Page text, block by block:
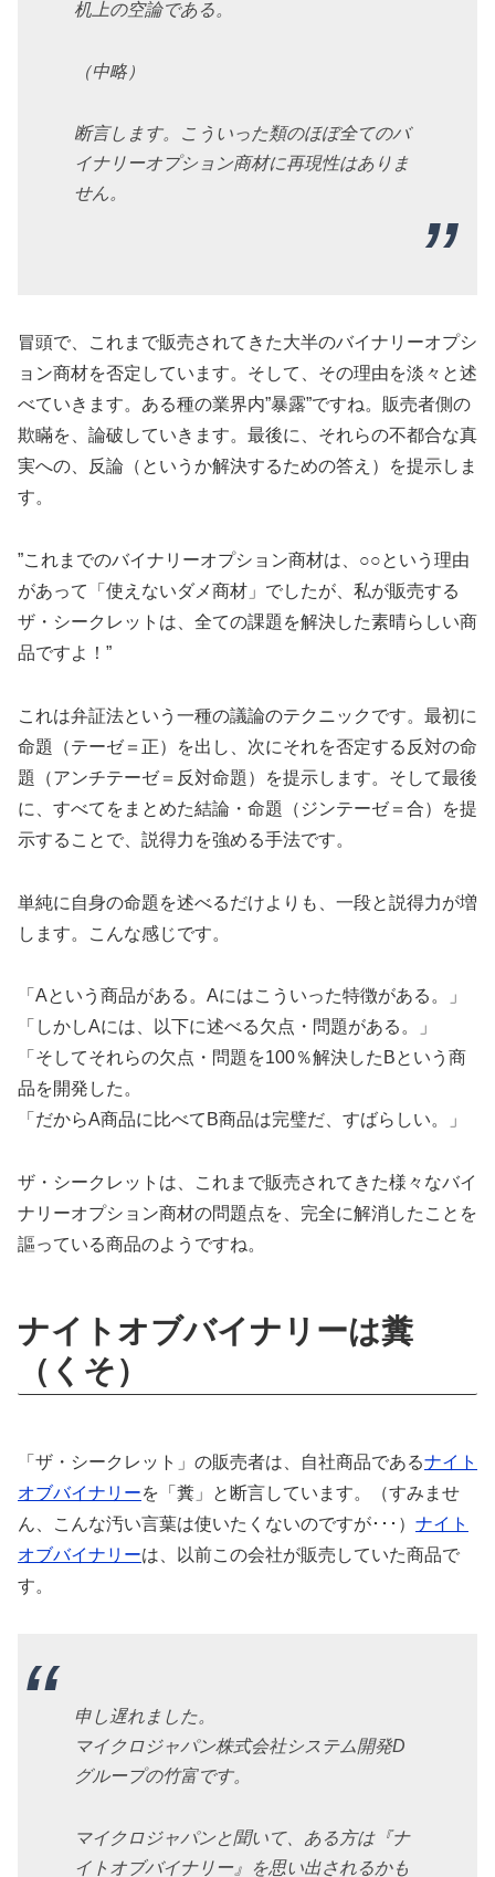
机上の空論である。
（中略）
断言します。こういった類のほぼ全てのバ
イナリーオプション商材に再現性はありま
せん。
冒頭で、これまで販売されてきた大半のバイナリーオプシ
ョン商材を否定しています。そして、その理由を淡々と述
べていきます。ある種の業界内”暴露”ですね。販売者側の
欺瞞を、論破していきます。最後に、それらの不都合な真
実への、反論（というか解決するための答え）を提示しま
す。
”これまでのバイナリーオプション商材は、○○という理由
があって「使えないダメ商材」でしたが、私が販売する
ザ・シークレットは、全ての課題を解決した素晴らしい商
品ですよ！”
これは弁証法という一種の議論のテクニックです。最初に
命題（テーゼ＝正）を出し、次にそれを否定する反対の命
題（アンチテーゼ＝反対命題）を提示します。そして最後
に、すべてをまとめた結論・命題（ジンテーゼ＝合）を提
示することで、説得力を強める手法です。
単純に自身の命題を述べるだけよりも、一段と説得力が増
します。こんな感じです。
「Aという商品がある。Aにはこういった特徴がある。」
「しかしAには、以下に述べる欠点・問題がある。」
「そしてそれらの欠点・問題を100％解決したBという商
品を開発した。
「だからA商品に比べてB商品は完璧だ、すばらしい。」
ザ・シークレットは、これまで販売されてきた様々なバイ
ナリーオプション商材の問題点を、完全に解消したことを
謳っている商品のようですね。
ナイトオブバイナリーは糞
（くそ）
「ザ・シークレット」の販売者は、自社商品であるナイト
オブバイナリーを「糞」と断言しています。（すみませ
ん、こんな汚い言葉は使いたくないのですが･･･） ナイト
オブバイナリーは、以前この会社が販売していた商品で
す。
申し遅れました。
マイクロジャパン株式会社システム開発D
グループの竹富です。
マイクロジャパンと聞いて、ある方は『ナ
イトオブバイナリー』を思い出されるかも